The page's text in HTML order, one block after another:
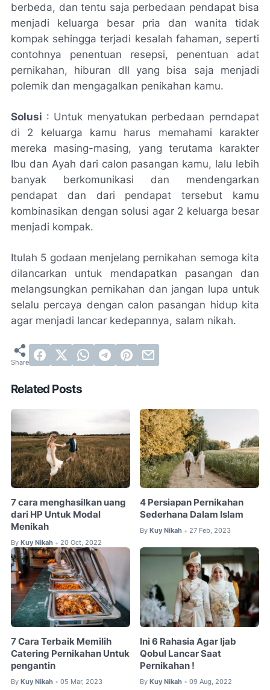
berbeda, dan tentu saja perbedaan pendapat bisa
menjadi keluarga besar pria dan wanita tidak
kompak sehingga terjadi kesalah fahaman, seperti
contohnya penentuan resepsi, penentuan adat
pernikahan, hiburan dll yang bisa saja menjadi
polemik dan mengagalkan penikahan kamu.
Solusi : Untuk menyatukan perbedaan perndapat
di 2 keluarga kamu harus memahami karakter
mereka masing-masing, yang terutama karakter
Ibu dan Ayah dari calon pasangan kamu, lalu lebih
banyak berkomunikasi dan mendengarkan
pendapat dan dari pendapat tersebut kamu
kombinasikan dengan solusi agar 2 keluarga besar
menjadi kompak.
Itulah 5 godaan menjelang pernikahan semoga kita
dilancarkan untuk mendapatkan pasangan dan
melangsungkan pernikahan dan jangan lupa untuk
selalu percaya dengan calon pasangan hidup kita
agar menjadi lancar kedepannya, salam nikah.
Related Posts
7 cara menghasilkan uang
dari HP Untuk Modal
Menikah
By Kuy Nikah • 20 Oct, 2022
4 Persiapan Pernikahan
Sederhana Dalam Islam
By Kuy Nikah • 27 Feb, 2023
7 Cara Terbaik Memilih
Catering Pernikahan Untuk
pengantin
By Kuy Nikah • 05 Mar, 2023
Ini 6 Rahasia Agar Ijab
Qobul Lancar Saat
Pernikahan !
By Kuy Nikah • 09 Aug, 2022